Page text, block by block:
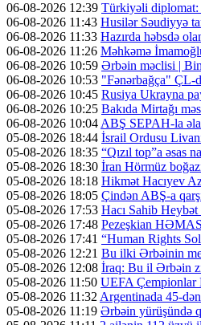
06-08-2026 12:39 Türkiyəli diplomat:
06-08-2026 11:43 Husilər Səudiyyə
06-08-2026 11:33 Hazırda həbsdə
06-08-2026 11:26 Məhkəmə
06-08-2026 10:59 Ərbəin məclisi |
06-08-2026 10:53 "Fənərbağça" ÇL-
06-08-2026 10:45 Rusiya Ukrayna
06-08-2026 10:25 Bakıda Mirtağı
06-08-2026 10:04 ABŞ SEPAH-la
05-08-2026 18:44 İsrail Ordusu
05-08-2026 18:35 “Qızıl top”a əsas
05-08-2026 18:30 İran Hörmüz
05-08-2026 18:18 Hikmət Hacıyev
05-08-2026 18:05 Çindən ABŞ-a
05-08-2026 17:53 Hacı Sahib
05-08-2026 17:48 Pezeşkian
05-08-2026 17:41 “Human Rights
05-08-2026 12:21 Bu ilki Ərbəinin
05-08-2026 12:08 İraq: Bu il Ərbəin
05-08-2026 11:50 UEFA Çempionlar
05-08-2026 11:32 Argentinada 45-
05-08-2026 11:19 Ərbəin yürüşündə